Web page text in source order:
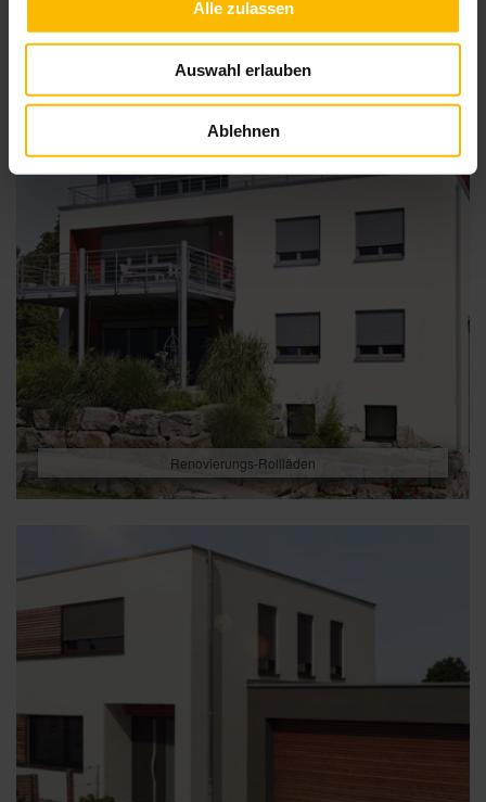
Alle zulassen
Auswahl erlauben
Ablehnen
Renovierungs-Rollläden